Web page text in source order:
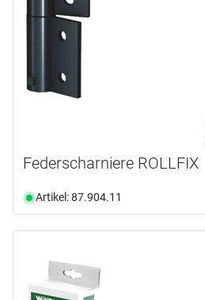
Federscharniere ROLLFIX
Artikel: 87.904.11